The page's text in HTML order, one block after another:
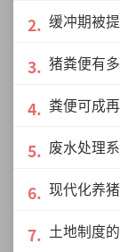
准。
监管及废
一套更
为沼气、
现“零排
缓冲期被
猪粪便有
粪便可成
废水处理
现代化养
土地制度